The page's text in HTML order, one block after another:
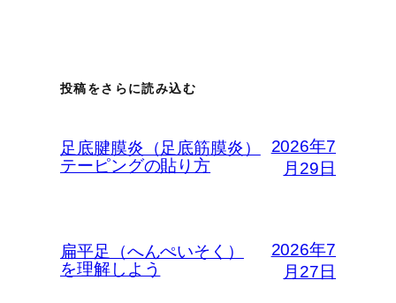
投稿をさらに読み込む
足底腱膜炎（足底筋膜炎）
テーピングの貼り方
2026年7
月29日
扁平足（へんぺいそく）
を理解しよう
2026年7
月27日